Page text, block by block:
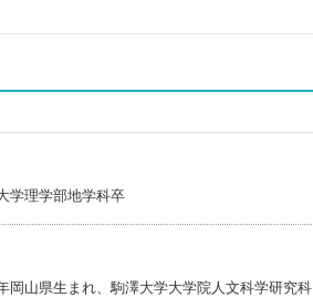
学理学部地学科卒
岡山県生まれ、駒澤大学大学院人文科学研究科